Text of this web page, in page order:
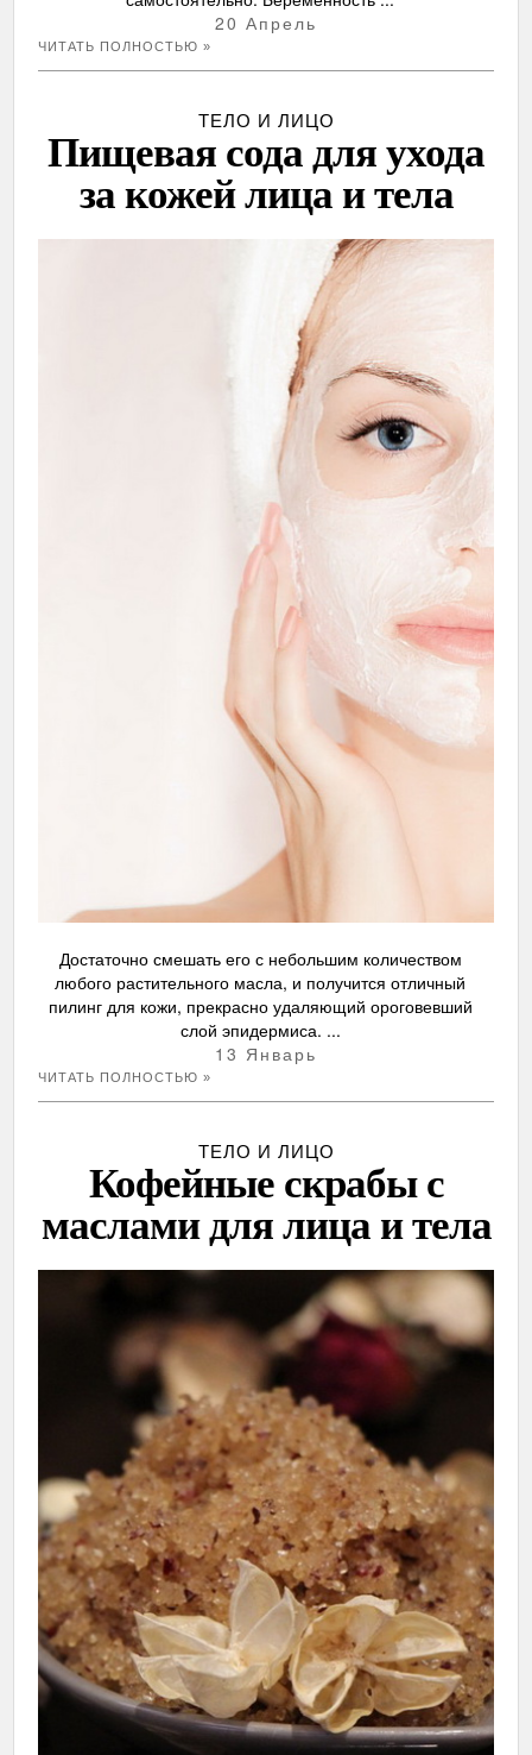
20 Апрель
ЧИТАТЬ ПОЛНОСТЬЮ »
ТЕЛО И ЛИЦО
Пищевая сода для ухода
за кожей лица и тела
Достаточно смешать его с небольшим количеством
любого растительного масла, и получится отличный
пилинг для кожи, прекрасно удаляющий ороговевший
слой эпидермиса. ...
13 Январь
ЧИТАТЬ ПОЛНОСТЬЮ »
ТЕЛО И ЛИЦО
Кофейные скрабы с
маслами для лица и тела